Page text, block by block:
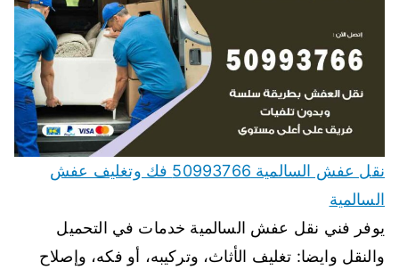
نقل عفش السالمية 50993766 فك وتغليف عفش
السالمية
يوفر فني نقل عفش السالمية خدمات في التحميل
والنقل وايضا: تغليف الأثاث، وتركيبه، أو فكه، وإصلاح